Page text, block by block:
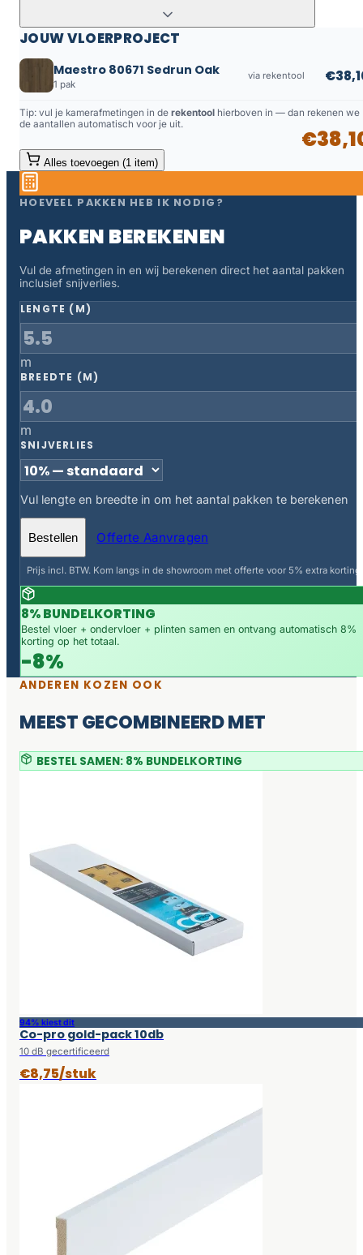
JOUW VLOERPROJECT
Maestro 80671 Sedrun Oak
1 pak
via rekentool
Tip: vul je kamerafmetingen in de rekentool hierboven in — dan rekenen we
de aantallen automatisch voor je uit.
Alles toevoegen (1 item)
HOEVEEL PAKKEN HEB IK NODIG?
PAKKEN BEREKENEN
Vul de afmetingen in en wij berekenen direct het aantal pakken
inclusief snijverlies.
LENGTE (M)
m
BREEDTE (M)
m
SNIJVERLIES
Vul lengte en breedte in om het aantal pakken te berekenen
Bestellen Offerte Aanvragen
Prijs incl. BTW. Kom langs in de showroom met offerte voor 5% extra korting.
8% BUNDELKORTING
Bestel vloer + ondervloer + plinten samen en ontvang automatisch 8%
korting op het totaal.
-8%
ANDEREN KOZEN OOK
MEEST GECOMBINEERD MET
BESTEL SAMEN: 8% BUNDELKORTING
94% kiest dit
Co-pro gold-pack 10db
10 dB gecertificeerd
€8,75/stuk